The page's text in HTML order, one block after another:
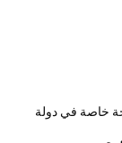
88.8 وهي أول موجة خاصة في دولة